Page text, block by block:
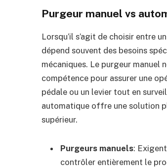
Purgeur manuel vs
Lorsqu’il s’agit de choisir entre un
dépend souvent des besoins
mécaniques. Le purgeur manuel
compétence pour assurer une
pédale ou un levier tout en
automatique offre une solution
supérieur.
Purgeurs manuels:
contrôler entièrement le